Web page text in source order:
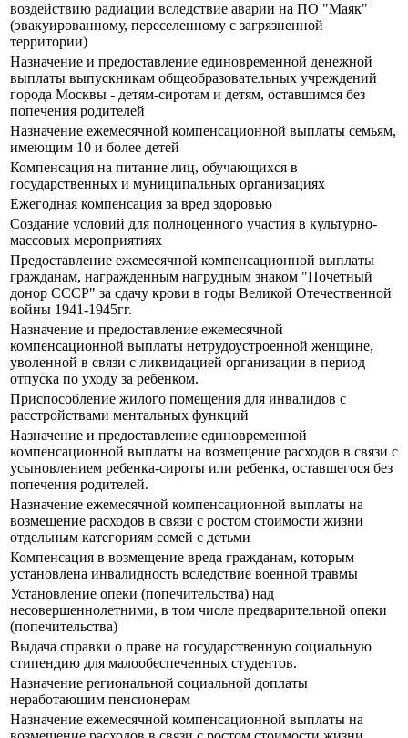
воздействию радиации вследствие аварии на ПО "Маяк"
(эвакуированному, переселенному с загрязненной
территории)
Назначение и предоставление единовременной денежной
выплаты выпускникам общеобразовательных учреждений
города Москвы - детям-сиротам и детям, оставшимся без
попечения родителей
Назначение ежемесячной компенсационной выплаты семьям,
имеющим 10 и более детей
Компенсация на питание лиц, обучающихся в
государственных и муниципальных организациях
Ежегодная компенсация за вред здоровью
Создание условий для полноценного участия в культурно-
массовых мероприятиях
Предоставление ежемесячной компенсационной выплаты
гражданам, награжденным нагрудным знаком "Почетный
донор СССР" за сдачу крови в годы Великой Отечественной
войны 1941-1945гг.
Назначение и предоставление ежемесячной
компенсационной выплаты нетрудоустроенной женщине,
уволенной в связи с ликвидацией организации в период
отпуска по уходу за ребенком.
Приспособление жилого помещения для инвалидов с
расстройствами ментальных функций
Назначение и предоставление единовременной
компенсационной выплаты на возмещение расходов в связи с
усыновлением ребенка-сироты или ребенка, оставшегося без
попечения родителей.
Назначение ежемесячной компенсационной выплаты на
возмещение расходов в связи с ростом стоимости жизни
отдельным категориям семей с детьми
Компенсация в возмещение вреда гражданам, которым
установлена инвалидность вследствие военной травмы
Установление опеки (попечительства) над
несовершеннолетними, в том числе предварительной опеки
(попечительства)
Выдача справки о праве на государственную социальную
стипендию для малообеспеченных студентов.
Назначение региональной социальной доплаты
неработающим пенсионерам
Назначение ежемесячной компенсационной выплаты на